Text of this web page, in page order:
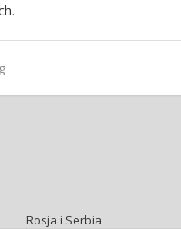
Rosja i Serbia